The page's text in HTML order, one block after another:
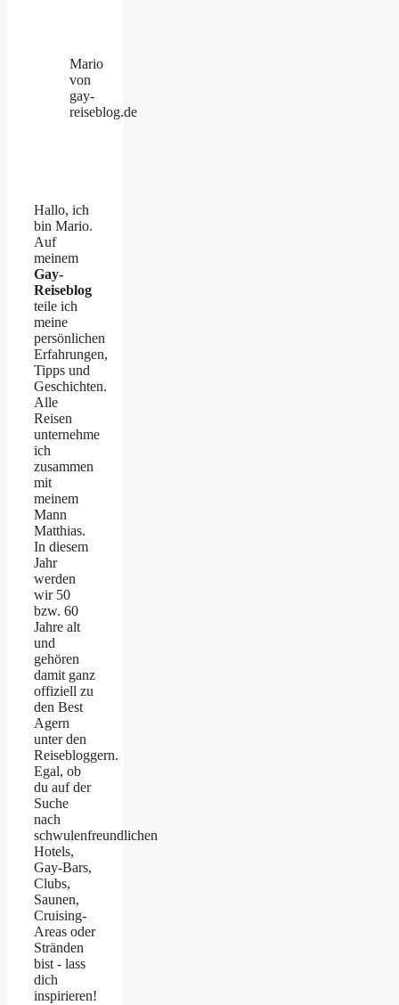
Mario
von
gay-
reiseblog.de
Hallo, ich
bin Mario.
Auf
meinem
Gay-
Reiseblog
teile ich
meine
persönlichen
Erfahrungen,
Tipps und
Geschichten.
Alle
Reisen
unternehme
ich
zusammen
mit
meinem
Mann
Matthias.
In diesem
Jahr
werden
wir 50
bzw. 60
Jahre alt
und
gehören
damit ganz
offiziell zu
den Best
Agern
unter den
Reisebloggern.
Egal, ob
du auf der
Suche
nach
schwulenfreundlichen
Hotels,
Gay-Bars,
Clubs,
Saunen,
Cruising-
Areas oder
Stränden
bist - lass
dich
inspirieren!